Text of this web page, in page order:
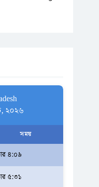
২০২৬
সময়
৪:০৯
৫:৩১